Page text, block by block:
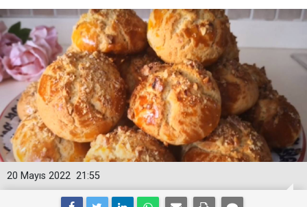
21:55
20 Mayıs 2022